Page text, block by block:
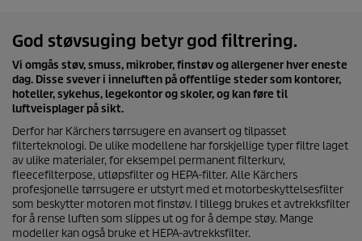
God støvsuging betyr god filtrering.
Vi omgås støv, smuss, mikrober, finstøv og allergener hver eneste
dag. Disse svever i inneluften på offentlige steder som kontorer,
hoteller, sykehus, legekontor og skoler, og kan føre til
luftveisplager på sikt.
Derfor har Kärchers tørrsugere en avansert og tilpasset
filterteknologi. De ulike modellene har forskjellige typer filtre laget
av ulike materialer, for eksempel permanent filterkurv,
fleecefilterpose, utløpsfilter og HEPA-filter. Alle Kärchers
profesjonelle tørrsugere er utstyrt med et motorbeskyttelsesfilter
som beskytter motoren mot finstøv. I tillegg brukes et avtrekksfilter
for å rense luften som slippes ut og for å dempe støy. Mange
modeller kan også bruke et HEPA-avtrekksfilter.